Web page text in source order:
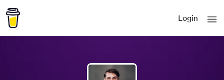
Login